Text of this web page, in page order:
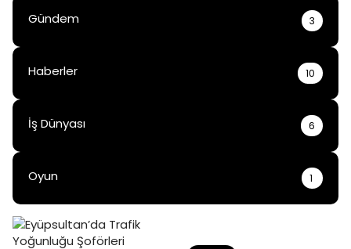
Gündem 3
Haberler 10
İş Dünyası 6
Oyun 1